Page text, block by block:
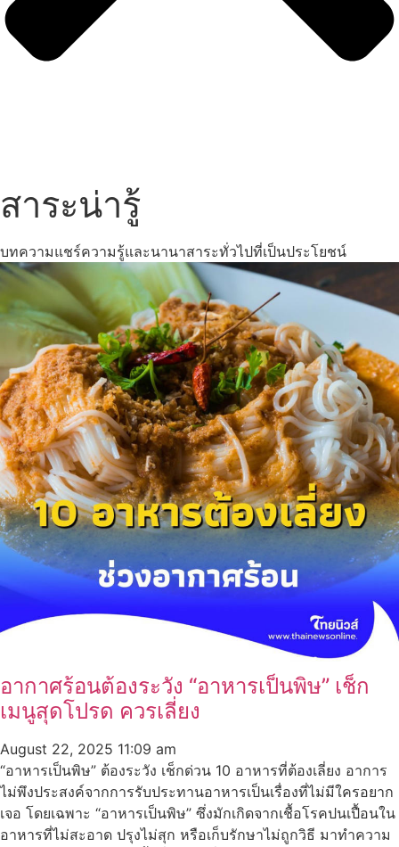
สาระน่ารู้
บทความแชร์ความรู้และนานาสาระทั่วไปที่เป็นประโยชน์
อากาศร้อนต้องระวัง “อาหารเป็นพิษ” เช็ก
เมนูสุดโปรด ควรเลี่ยง
August 22, 2025 11:09 am
“อาหารเป็นพิษ” ต้องระวัง เช็กด่วน 10 อาหารที่ต้องเลี่ยง อาการ
ไม่พึงประสงค์จากการรับประทานอาหารเป็นเรื่องที่ไม่มีใครอยาก
เจอ โดยเฉพาะ “อาหารเป็นพิษ” ซึ่งมักเกิดจากเชื้อโรคปนเปื้อนใน
อาหารที่ไม่สะอาด ปรุงไม่สุก หรือเก็บรักษาไม่ถูกวิธี มาทำความ